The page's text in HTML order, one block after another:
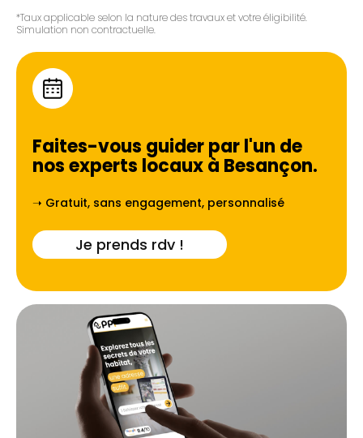
*Taux applicable selon la nature des travaux et votre éligibilité.
Simulation non contractuelle.
Faites-vous guider par l'un de
nos experts locaux à Besançon.
➝ Gratuit, sans engagement, personnalisé
Je prends rdv !